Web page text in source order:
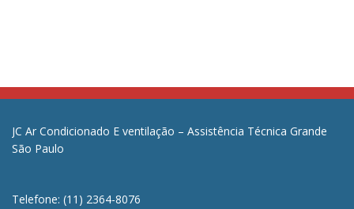
JC Ar Condicionado E ventilação – Assistência Técnica Grande
São Paulo
Telefone: (11) 2364-8076